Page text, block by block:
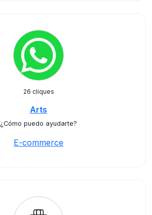
26 cliques
Arts
¿Cómo puedo ayudarte?
E-commerce